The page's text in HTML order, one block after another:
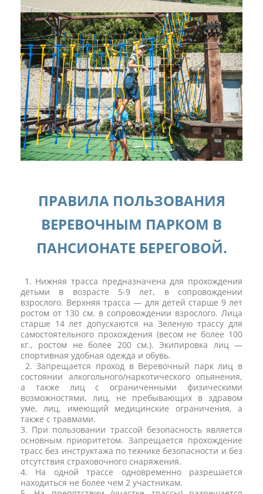
ПРАВИЛА ПОЛЬЗОВАНИЯ
ВЕРЕВОЧНЫМ ПАРКОМ В
ПАНСИОНАТЕ БЕРЕГОВОЙ.
1. Нижняя трасса предназначена для прохождения
детьми в возрасте 5-9 лет, в сопровождении
взрослого. Верхняя трасса — для детей старше 9 лет
ростом от 130 см. в сопровождении взрослого. Лица
старше 14 лет допускаются на Зеленую трассу для
самостоятельного прохождения (весом не более 100
кг., ростом не более 200 см.). Экипировка лиц —
спортивная удобная одежда и обувь.
2. Запрещается проход в Веревочный парк лиц в
состоянии алкогольного/наркотического опьянения,
а также лиц с ограниченными физическими
возможностями, лиц, не пребывающих в здравом
уме, лиц, имеющий медицинские ограничения, а
также с травмами.
3. При пользовании трассой безопасность является
основным приоритетом. Запрещается прохождение
трасс без инструктажа по технике безопасности и без
отсутствия страховочного снаряжения.
4. На одной трассе одновременно разрешается
находиться не более чем 2 участникам.